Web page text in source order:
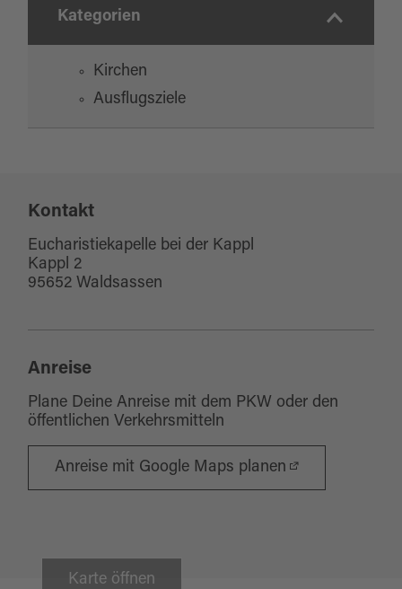
Kategorien
Kirchen
Ausflugsziele
Kontakt
Eucharistiekapelle bei der Kappl
Kappl 2
95652 Waldsassen
Anreise
Plane Deine Anreise mit dem PKW oder den
öffentlichen Verkehrsmitteln
Anreise mit Google Maps planen
Karte öffnen